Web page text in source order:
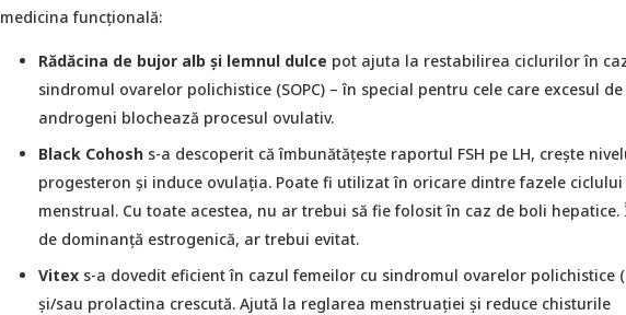
medicina funcțională:
Rădăcina de bujor alb și lemnul dulce pot ajuta la restabilirea ciclurilor în
sindromul ovarelor polichistice (SOPC) – în special pentru cele care excesul de
androgeni blochează procesul ovulativ.
Black Cohoshs-a descoperit că îmbunătățește raportul FSH pe LH, crește
progesteron și induce ovulația. Poate fi utilizat în oricare dintre fazele ciclului
menstrual. Cu toate acestea, nu ar trebui să fie folosit în caz de boli hepatice.
de dominanță estrogenică, ar trebui evitat.
Vitexs-a dovedit eficient în cazul femeilor cu sindromul ovarelor polichistice
și/sau prolactina crescută. Ajută la reglarea menstruației și reduce chisturile